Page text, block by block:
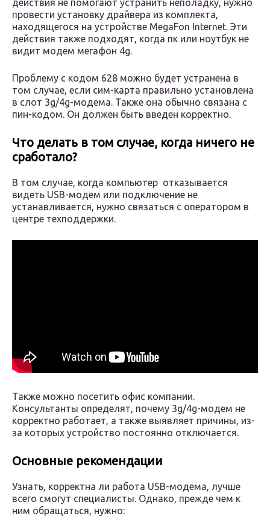
действия не помогают устранить неполадку, нужно
провести установку драйвера из комплекта,
находящегося на устройстве MegaFon Internet. Эти
действия также подходят, когда пк или ноутбук не
видит модем мегафон 4g.
Проблему с кодом 628 можно будет устранена в
том случае, если сим-карта правильно установлена
в слот 3g/4g-модема. Также она обычно связана с
пин-кодом. Он должен быть введен корректно.
Что делать в том случае, когда ничего не
сработало?
В том случае, когда компьютер отказывается
видеть USB-модем или подключение не
устанавливается, нужно связаться с оператором в
центре техподдержки.
Также можно посетить офис компании.
Консультанты определят, почему 3g/4g-модем не
корректно работает, а также выявляет причины, из-
за которых устройство постоянно отключается.
Основные рекомендации
Узнать, корректна ли работа USB-модема, лучше
всего смогут специалисты. Однако, прежде чем к
ним обращаться, нужно: